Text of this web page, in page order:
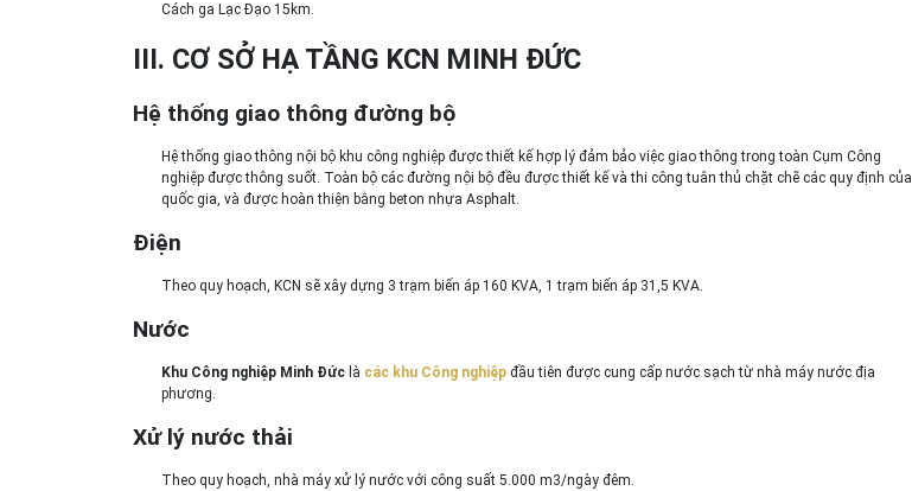
Cách ga Lạc Đạo 15km.
III. CƠ SỞ HẠ TẦNG KCN MINH ĐỨC
Hệ thống giao thông đường bộ
Hệ thống giao thông nội bộ khu công nghiệp được thiết kế hợp lý đảm bảo việc giao thông trong toàn Cụm Công
nghiệp được thông suốt. Toàn bộ các đường nội bộ đều được thiết kế và thi công tuân thủ chặt chẽ các quy định của
quốc gia, và được hoàn thiện bằng beton nhựa Asphalt.
Điện
Theo quy hoạch, KCN sẽ xây dựng 3 trạm biến áp 160 KVA, 1 trạm biến áp 31,5 KVA.
Nước
Khu Công nghiệp Minh Đứclà các khu Công nghiệpđầu tiên được cung cấp nước sạch từ nhà máy nước địa
phương.
Xử lý nước thải
Theo quy hoạch, nhà máy xử lý nước với công suất 5.000 m3/ngày đêm.